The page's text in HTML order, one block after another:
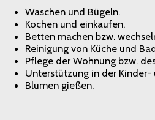
Waschen und Bügeln.
Kochen und einkaufen.
Betten machen bzw.
Reinigung von Küche und
Pflege der Wohnung bzw.
Unterstützung in der
Blumen gießen.